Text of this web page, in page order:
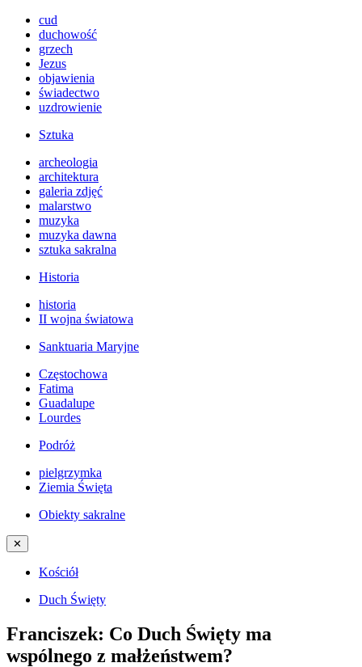
cud
duchowość
grzech
Jezus
objawienia
świadectwo
uzdrowienie
Sztuka
archeologia
architektura
galeria zdjęć
malarstwo
muzyka
muzyka dawna
sztuka sakralna
Historia
historia
II wojna światowa
Sanktuaria Maryjne
Częstochowa
Fatima
Guadalupe
Lourdes
Podróż
pielgrzymka
Ziemia Święta
Obiekty sakralne
✕
Kościół
Duch Święty
Franciszek: Co Duch Święty ma
wspólnego z małżeństwem?